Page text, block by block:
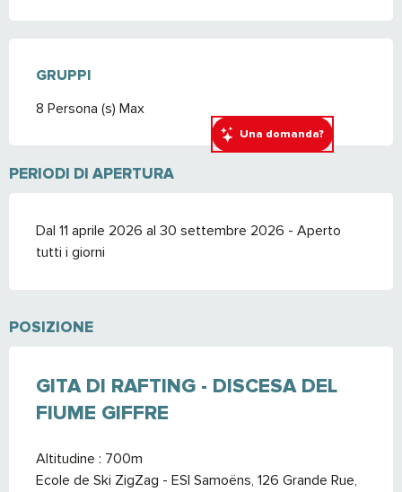
Una domanda?
GRUPPI
GRUPPI
8 Persona (s) Max
PERIODI DI APERTURA
Dal 11 aprile 2026 al 30 settembre 2026 - Aperto
tutti i giorni
POSIZIONE
GITA DI RAFTING - DISCESA DEL
FIUME GIFFRE
Altitudine : 700m
Ecole de Ski ZigZag - ESI Samoëns, 126 Grande Rue,